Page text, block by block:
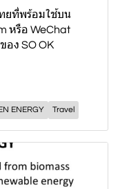
ยที่พร้อมใช้บน
หรือ WeChat
ง SO OK
ENERGY Travel